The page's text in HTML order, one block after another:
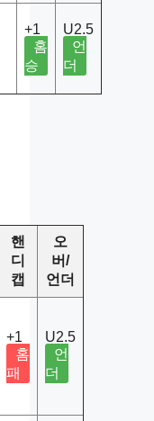
+1
홈
승
U2.5
언
더
핸
디
캡
오
버/
언더
+1
홈
패
U2.5
언
더